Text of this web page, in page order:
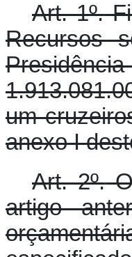
Art. 1º.
Recursos
um
anexo I
Art. 2º.
artigo